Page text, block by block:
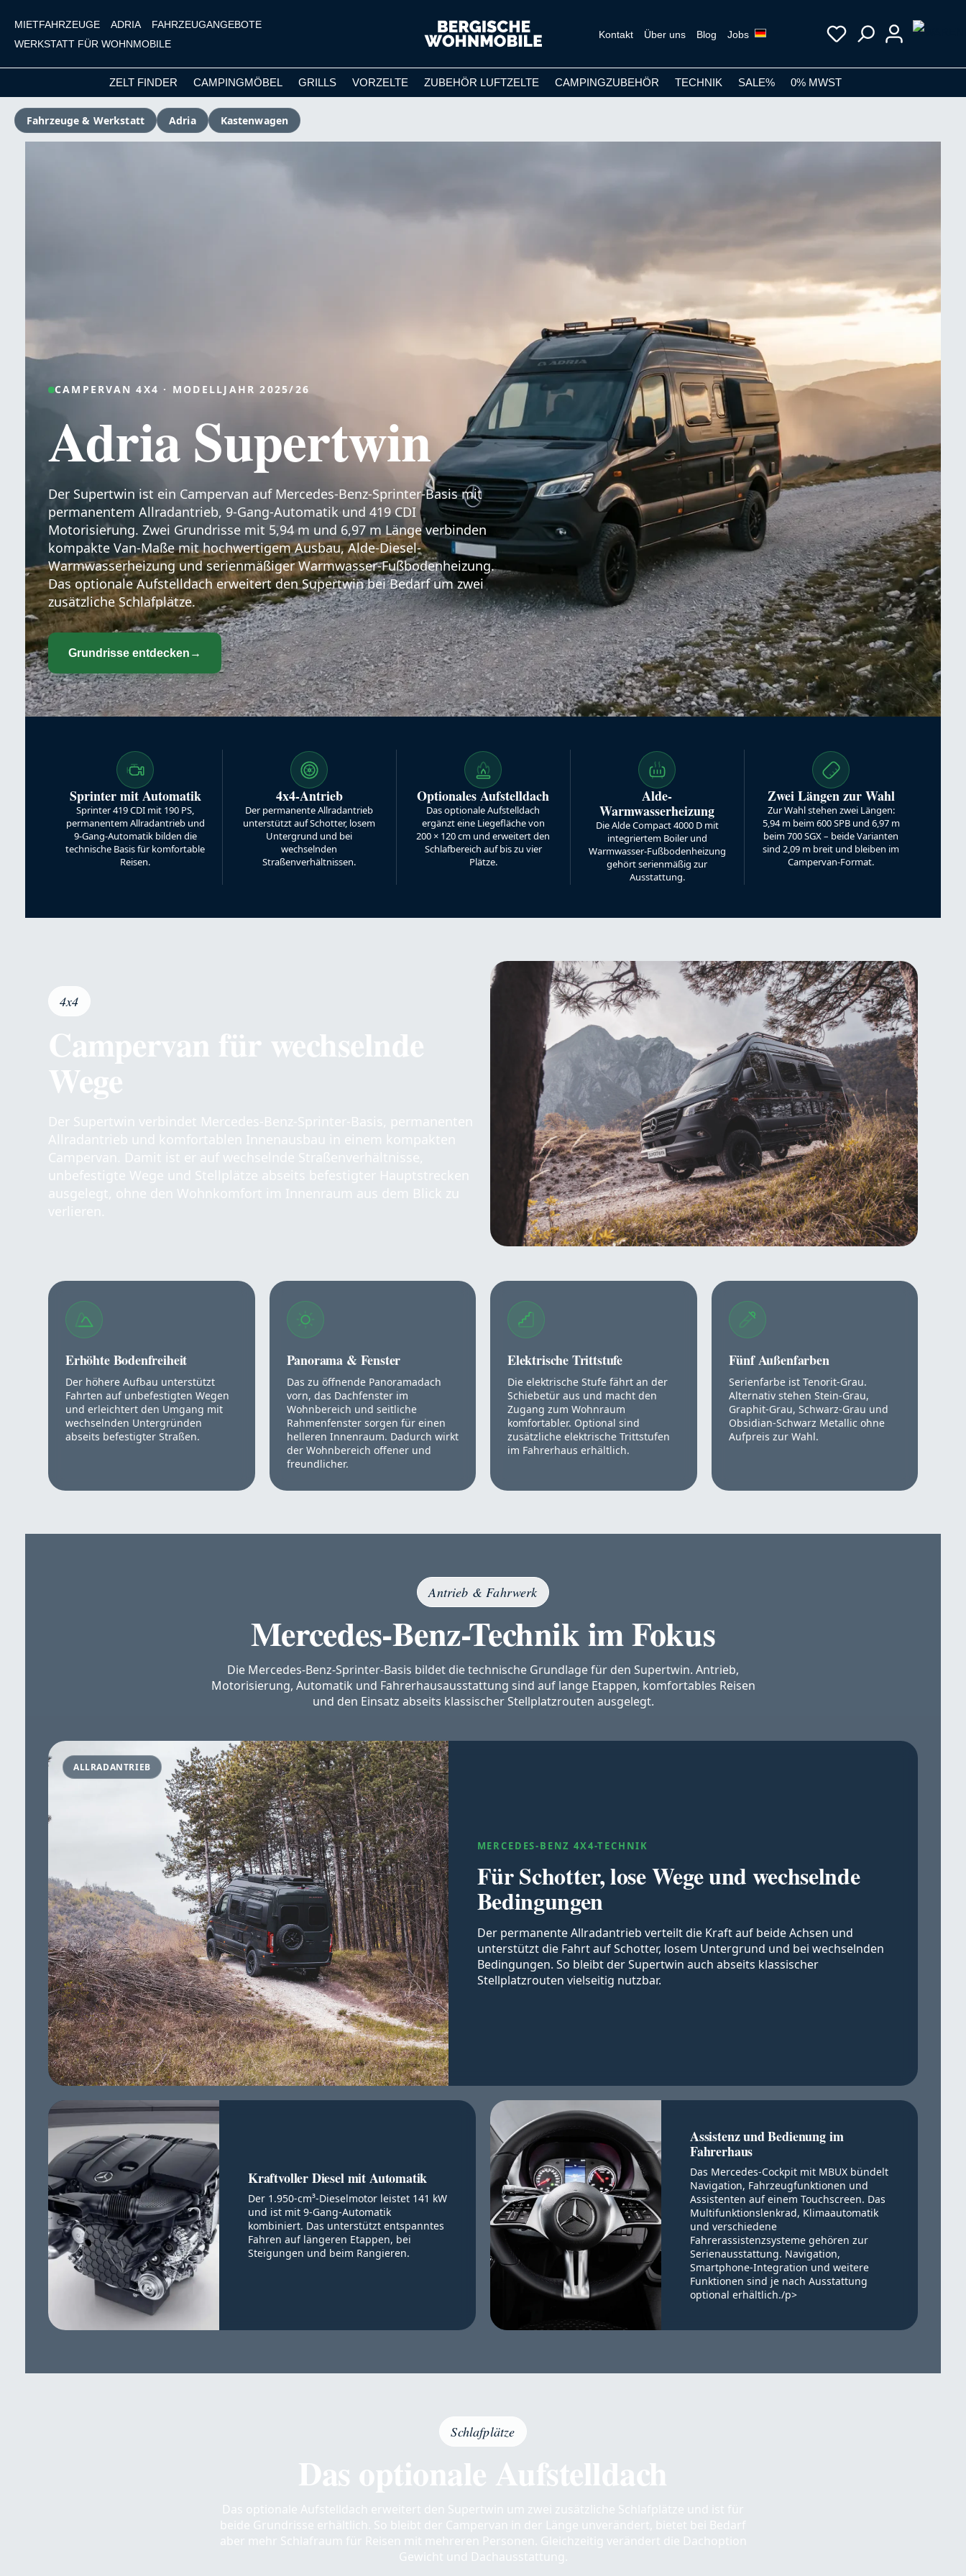
Hauptinhalt springen
Zur Suche springen
Zur Hauptnavigation springen
MIETFAHRZEUGE ADRIA
FAHRZEUGANGEBOTE
WERKSTATT FÜR WOHNMOBILE
Kontakt Über uns Blog Jobs
ZELT FINDER CAMPINGMÖBEL GRILLS VORZELTE ZUBEHÖR LUFTZELTE CAMPINGZUBEHÖR TECHNIK SALE% 0% MWST
Fahrzeuge & Werkstatt Adria Kastenwagen
CAMPERVAN 4X4 · MODELLJAHR 2025/26
Adria Supertwin
Der Supertwin ist ein Campervan auf Mercedes-Benz-Sprinter-Basis mit
permanentem Allradantrieb, 9-Gang-Automatik und 419 CDI
Motorisierung. Zwei Grundrisse mit 5,94 m und 6,97 m Länge verbinden
kompakte Van-Maße mit hochwertigem Ausbau, Alde-Diesel-
Warmwasserheizung und serienmäßiger Warmwasser-Fußbodenheizung.
Das optionale Aufstelldach erweitert den Supertwin bei Bedarf um zwei
zusätzliche Schlafplätze.
Grundrisse entdecken →
Sprinter mit Automatik
Sprinter 419 CDI mit 190 PS,
permanentem Allradantrieb und
9-Gang-Automatik bilden die
technische Basis für komfortable
Reisen.
4x4-Antrieb
Der permanente Allradantrieb
unterstützt auf Schotter, losem
Untergrund und bei
wechselnden
Straßenverhältnissen.
Optionales Aufstelldach
Das optionale Aufstelldach
ergänzt eine Liegefläche von
200 × 120 cm und erweitert den
Schlafbereich auf bis zu vier
Plätze.
Alde-
Warmwasserheizung
Die Alde Compact 4000 D mit
integriertem Boiler und
Warmwasser-Fußbodenheizung
gehört serienmäßig zur
Ausstattung.
Zwei Längen zur Wahl
Zur Wahl stehen zwei Längen:
5,94 m beim 600 SPB und 6,97 m
beim 700 SGX – beide Varianten
sind 2,09 m breit und bleiben im
Campervan-Format.
4x4
Campervan für wechselnde
Wege
Der Supertwin verbindet Mercedes-Benz-Sprinter-Basis, permanenten
Allradantrieb und komfortablen Innenausbau in einem kompakten
Campervan. Damit ist er auf wechselnde Straßenverhältnisse,
unbefestigte Wege und Stellplätze abseits befestigter Hauptstrecken
ausgelegt, ohne den Wohnkomfort im Innenraum aus dem Blick zu
verlieren.
Erhöhte Bodenfreiheit
Der höhere Aufbau unterstützt
Fahrten auf unbefestigten Wegen
und erleichtert den Umgang mit
wechselnden Untergründen
abseits befestigter Straßen.
Panorama & Fenster
Das zu öffnende Panoramadach
vorn, das Dachfenster im
Wohnbereich und seitliche
Rahmenfenster sorgen für einen
helleren Innenraum. Dadurch wirkt
der Wohnbereich offener und
freundlicher.
Elektrische Trittstufe
Die elektrische Stufe fährt an der
Schiebetür aus und macht den
Zugang zum Wohnraum
komfortabler. Optional sind
zusätzliche elektrische Trittstufen
im Fahrerhaus erhältlich.
Fünf Außenfarben
Serienfarbe ist Tenorit-Grau.
Alternativ stehen Stein-Grau,
Graphit-Grau, Schwarz-Grau und
Obsidian-Schwarz Metallic ohne
Aufpreis zur Wahl.
Antrieb & Fahrwerk
Mercedes-Benz-Technik im Fokus
Die Mercedes-Benz-Sprinter-Basis bildet die technische Grundlage für den Supertwin. Antrieb,
Motorisierung, Automatik und Fahrerhausausstattung sind auf lange Etappen, komfortables Reisen
und den Einsatz abseits klassischer Stellplatzrouten ausgelegt.
ALLRADANTRIEB
MERCEDES-BENZ 4X4-TECHNIK
Für Schotter, lose Wege und wechselnde
Bedingungen
Der permanente Allradantrieb verteilt die Kraft auf beide Achsen und
unterstützt die Fahrt auf Schotter, losem Untergrund und bei wechselnden
Bedingungen. So bleibt der Supertwin auch abseits klassischer
Stellplatzrouten vielseitig nutzbar.
Kraftvoller Diesel mit Automatik
Der 1.950-cm³-Dieselmotor leistet 141 kW
und ist mit 9-Gang-Automatik
kombiniert. Das unterstützt entspanntes
Fahren auf längeren Etappen, bei
Steigungen und beim Rangieren.
Assistenz und Bedienung im
Fahrerhaus
Das Mercedes-Cockpit mit MBUX bündelt
Navigation, Fahrzeugfunktionen und
Assistenten auf einem Touchscreen. Das
Multifunktionslenkrad, Klimaautomatik
und verschiedene
Fahrerassistenzsysteme gehören zur
Serienausstattung. Navigation,
Smartphone-Integration und weitere
Funktionen sind je nach Ausstattung
optional erhältlich./p>
Schlafplätze
Das optionale Aufstelldach
Das optionale Aufstelldach erweitert den Supertwin um zwei zusätzliche Schlafplätze und ist für
beide Grundrisse erhältlich. So bleibt der Campervan in der Länge unverändert, bietet bei Bedarf
aber mehr Schlafraum für Reisen mit mehreren Personen. Gleichzeitig verändert die Dachoption
Gewicht und Dachausstattung.